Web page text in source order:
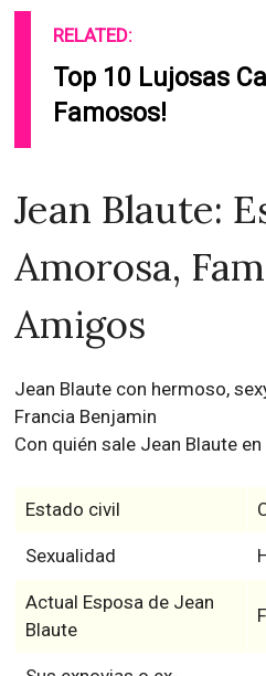
RELATED:
Top 10 Lujosas
Famosos!
Jean Blaute:
Amorosa,
Amigos
Jean Blaute con hermoso,
Francia Benjamin
Con quién sale Jean Blaute
Estado civil
Sexualidad
Actual Esposa de Jean
Blaute